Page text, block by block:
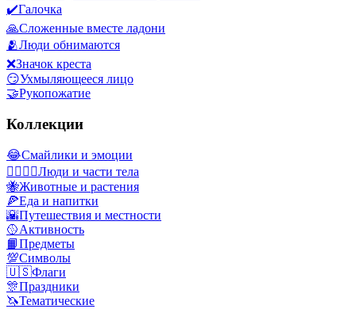
✔️Галочка
🙏Сложенные вместе ладони
🫂Люди обнимаются
❌Значок креста
😏Ухмыляющееся лицо
🤝Рукопожатие
Коллекции
😂Смайлики и эмоции
👩‍❤️‍💋‍👨Люди и части тела
🐝Животные и растения
🍕Еда и напитки
🌇Путешествия и местности
🥎Активность
📙Предметы
💯Символы
🇺🇸Флаги
🎊Праздники
🦄Тематические